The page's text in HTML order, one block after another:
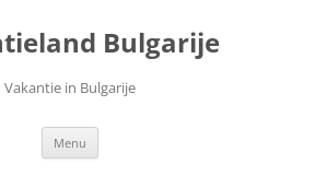
Bulgarije
Vakantie in Bulgarije
Menu